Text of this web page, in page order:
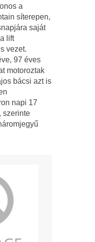
a
síterepen,
saját
lift
vezet.
97 éves
motoroztak
bácsi azt is
napi 17
szerinte